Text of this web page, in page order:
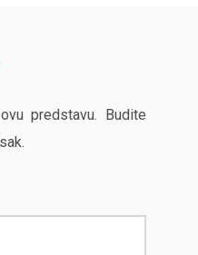
predstavu. Budite